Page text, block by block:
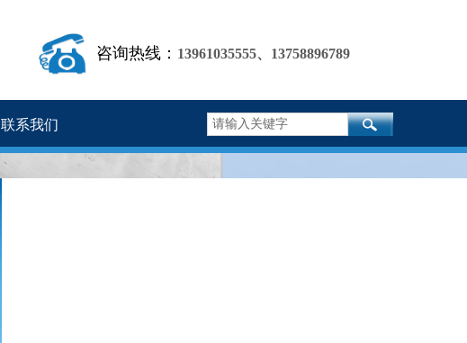
咨询热线： 13961035555、 13758896789
联系我们